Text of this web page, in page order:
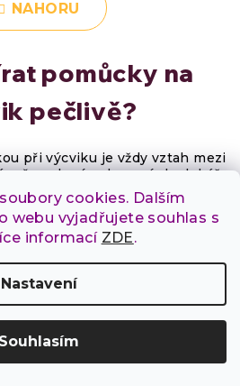
cookies. Dalším
webu vyjadřujete souhlas s
informací ZDE.
Nastavení
Souhlasím
l
á
d
a
c
í
p
r
v
k
á
k
o
v
á
n
í
NAHORU
pomůcky na
pečlivě?
při výcviku je vždy vztah mezi
zvolené vybavení ale dokáže
usnadnit. Kvalitní pamlskovník
klikr pomůže přesně označit
hračka zvýší motivaci psa ke
spolupráci.
které sami používáme
obav doporučili aktivním
přednost kvalitě, funkčnosti a
před množstvím produktů.